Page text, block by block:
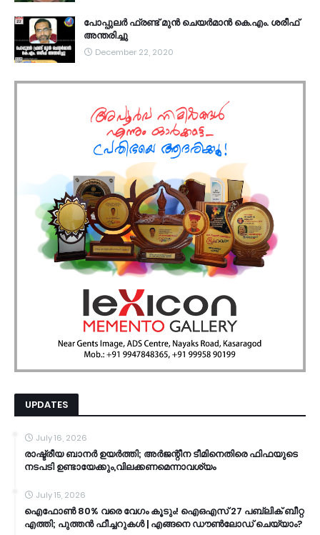
പോപ്പുലർ ഫ്രണ്ട്​ മുൻ ചെയർമാൻ കെ.എം. ശരീഫ്​
അന്തരിച്ചു
December 22, 2020
UPDATES
July 16, 2026
രാഷ്ട്രീയ ബാനർ ഉയർത്തി; അർജന്റീന ടീമിനെതിരെ ഫിഫയുടെ
നടപടി ഉണ്ടായേക്കും,വിലക്കണമെന്നാവശ്യം
July 15, 2026
ഐഫോൺ 80% വരെ വേഗം കൂടും! ഐഒഎസ് 27 പബ്ലിക് ബീറ്റ
എത്തി; പുത്തൻ ഫീച്ചറുകൾ | എങ്ങനെ ഡൗൺലോഡ് ചെയ്യാം?